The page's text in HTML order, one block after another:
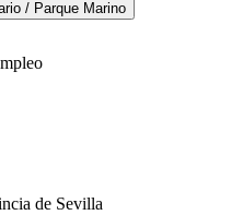
/ Parque Marino
de Sevilla